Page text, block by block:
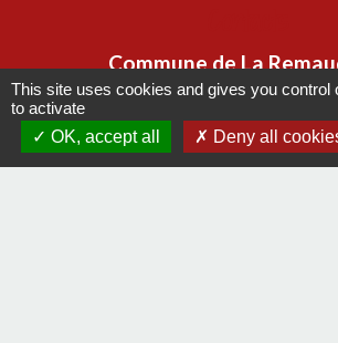
Commune de La
22, rue Olivier de
44430 La Remaudière -
+33 2 40 33 72 30
This site uses cookies and gives you control
to activate
OK, accept all
Deny all